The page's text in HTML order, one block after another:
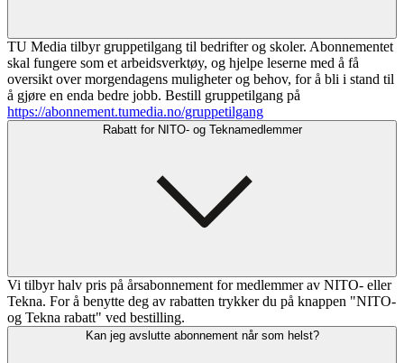
TU Media tilbyr gruppetilgang til bedrifter og skoler. Abonnementet
skal fungere som et arbeidsverktøy, og hjelpe leserne med å få
oversikt over morgendagens muligheter og behov, for å bli i stand til
å gjøre en enda bedre jobb. Bestill gruppetilgang på
https://abonnement.tumedia.no/gruppetilgang
Rabatt for NITO- og Teknamedlemmer
Vi tilbyr halv pris på årsabonnement for medlemmer av NITO- eller
Tekna. For å benytte deg av rabatten trykker du på knappen "NITO-
og Tekna rabatt" ved bestilling.
Kan jeg avslutte abonnement når som helst?